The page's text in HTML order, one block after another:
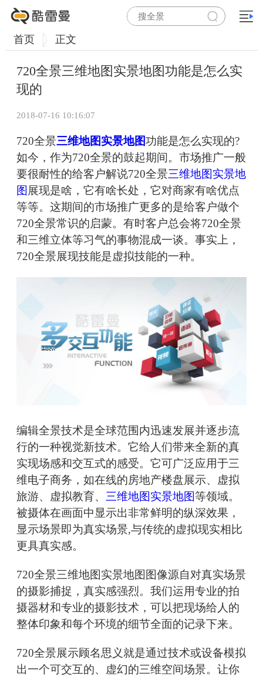
首页 正文
720全景三维地图实景地图功能是怎么实
现的
2018-07-16 10:16:07
720全景三维地图实景地图功能是怎么实现的?
如今，作为720全景的鼓起期间。市场推广一般
要很耐性的给客户解说720全景三维地图实景地
图 展现是啥，它有啥长处，它对商家有啥优点
等等。这期间的市场推广更多的是给客户做个
720全景常识的启蒙。有时客户总会将720全景
和三维立体等习气的事物混成一谈。事实上，
720全景展现技能是虚拟技能的一种。
编辑全景技术是全球范围内迅速发展并逐步流
行的一种视觉新技术。它给人们带来全新的真
实现场感和交互式的感受。它可广泛应用于三
维电子商务，如在线的房地产楼盘展示、虚拟
旅游、虚拟教育、 三维地图实景地图等领域。
被摄体在画面中显示出非常鲜明的纵深效果，
显示场景即为真实场景,与传统的虚拟现实相比
更具真实感。
720全景三维地图实景地图图像源自对真实场景
的摄影捕捉，真实感强烈。我们运用专业的拍
摄器材和专业的摄影技术，可以把现场给人的
整体印象和每个环境的细节全面的记录下来。
720全景展示顾名思义就是通过技术或设备模拟
出一个可交互的、虚幻的三维空间场景。让你